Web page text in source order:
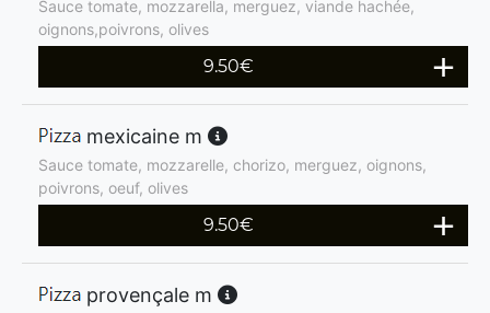
Sauce tomate, mozzarella, merguez, viande hachée,
oignons,poivrons, olives
9.50€
mexicaine m
Sauce tomate, mozzarelle, chorizo, merguez, oignons,
poivrons, oeuf, olives
9.50€
provençale m